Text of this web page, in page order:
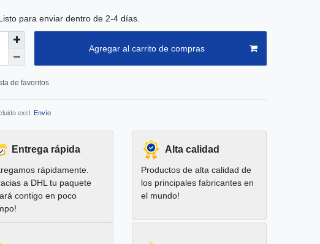
para enviar dentro de 2-4 días.
Agregar al carrito de compras
de favoritos
excl. Envío
Entrega rápida
rápidamente.
a DHL tu paquete
contigo en poco
Alta calidad
Productos de alta calidad de
los principales fabricantes en
el mundo!